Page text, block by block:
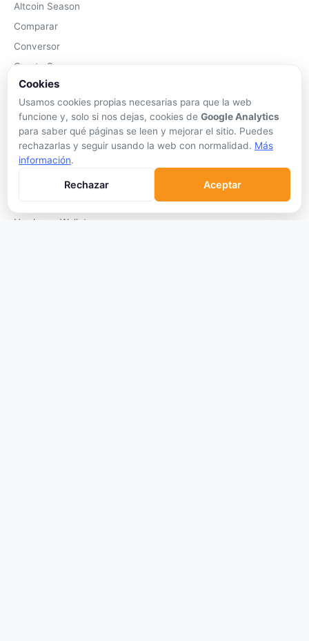
Altcoin Season
Comparar
Conversor
Crypto Scanner
PLATAFORMAS
Exchanges
Exchanges CEX
Exchanges DEX
Comparar Comisiones
Hardware Wallets
Cookies
Usamos cookies propias necesarias para que la web
funcione y, solo si nos dejas, cookies de Google Analytics
para saber qué páginas se leen y mejorar el sitio. Puedes
rechazarlas y seguir usando la web con normalidad. Más
información.
Rechazar Aceptar